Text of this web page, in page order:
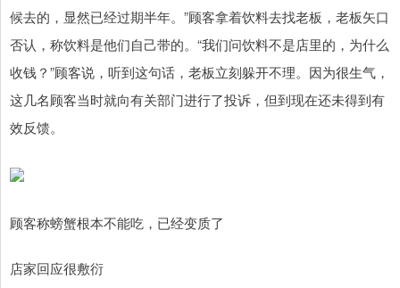
候去的，显然已经过期半年。”顾客拿着饮料去找老板，老板矢口
否认，称饮料是他们自己带的。“我们问饮料不是店里的，为什么
收钱？”顾客说，听到这句话，老板立刻躲开不理。因为很生气，
这几名顾客当时就向有关部门进行了投诉，但到现在还未得到有
效反馈。
顾客称螃蟹根本不能吃，已经变质了
店家回应很敷衍